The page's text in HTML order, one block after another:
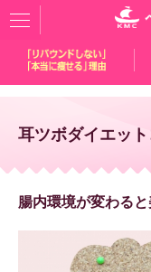
耳ツボダイエッ
腸内環境が変わると